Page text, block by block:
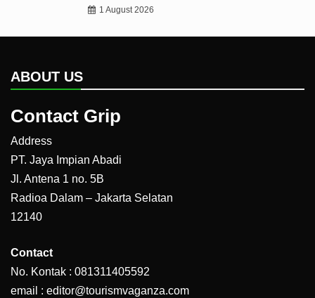
1 August 2026
ABOUT US
Contact Grip
Address
PT. Jaya Impian Abadi
Jl. Antena 1 no. 5B
Radioa Dalam – Jakarta Selatan
12140
Contact
No. Kontak : 081311405592
email : editor@tourismvaganza.com